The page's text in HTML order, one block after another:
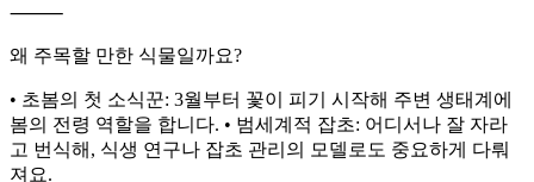
⸻
왜 주목할 만한 식물일까요?
• 초봄의 첫 소식꾼: 3월부터 꽃이 피기 시작해 주변 생태계에
봄의 전령 역할을 합니다. • 범세계적 잡초: 어디서나 잘 자라
고 번식해, 식생 연구나 잡초 관리의 모델로도 중요하게 다뤄
져요.